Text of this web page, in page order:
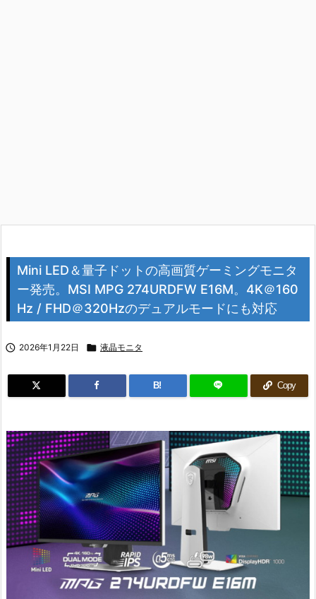
Mini LED＆量子ドットの高画質ゲーミングモニタ
ー発売。MSI MPG 274URDFW E16M。4K＠160
Hz / FHD＠320Hzのデュアルモードにも対応
 2026年1月22日  液晶モニタ
B! Copy